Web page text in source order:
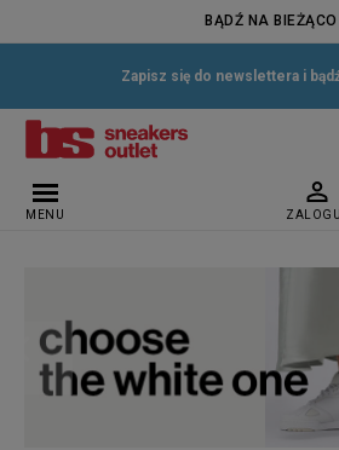
BĄDŹ NA BIEŻĄCO
Zapisz się do newslettera i
MENU